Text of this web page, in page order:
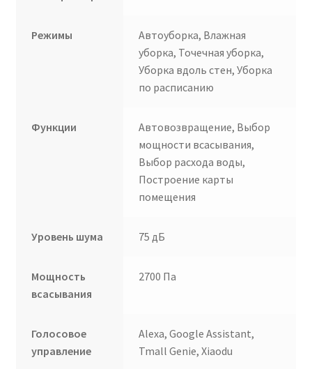
Режимы
Автоуборка, Влажная
уборка, Точечная уборка,
Уборка вдоль стен, Уборка
по расписанию
Функции
Автовозвращение, Выбор
мощности всасывания,
Выбор расхода воды,
Построение карты
помещения
Уровень шума 75 дБ
Мощность
всасывания
2700 Па
Голосовое
управление
Alexa, Google Assistant,
Tmall Genie, Xiaodu